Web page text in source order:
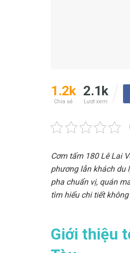
1.2k
Chia sẻ
2.1k
Lượt xem
Cơm tấm 180 Lê Lai
phương lẫn khách du
pha chuẩn vị, quán
tìm hiểu chi tiết
Giới thiệu